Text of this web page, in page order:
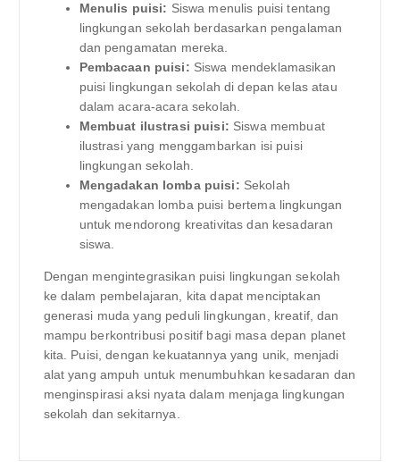
Menulis puisi: Siswa menulis puisi tentang
lingkungan sekolah berdasarkan pengalaman
dan pengamatan mereka.
Pembacaan puisi: Siswa mendeklamasikan
puisi lingkungan sekolah di depan kelas atau
dalam acara-acara sekolah.
Membuat ilustrasi puisi: Siswa membuat
ilustrasi yang menggambarkan isi puisi
lingkungan sekolah.
Mengadakan lomba puisi: Sekolah
mengadakan lomba puisi bertema lingkungan
untuk mendorong kreativitas dan kesadaran
siswa.
Dengan mengintegrasikan puisi lingkungan sekolah
ke dalam pembelajaran, kita dapat menciptakan
generasi muda yang peduli lingkungan, kreatif, dan
mampu berkontribusi positif bagi masa depan planet
kita. Puisi, dengan kekuatannya yang unik, menjadi
alat yang ampuh untuk menumbuhkan kesadaran dan
menginspirasi aksi nyata dalam menjaga lingkungan
sekolah dan sekitarnya.